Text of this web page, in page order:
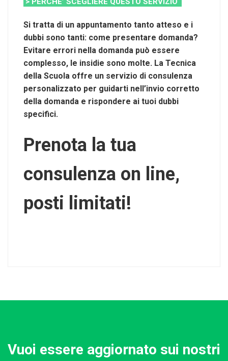
Si tratta di un appuntamento tanto atteso e i
dubbi sono tanti: come presentare domanda?
Evitare errori nella domanda può essere
complesso, le insidie sono molte. La Tecnica
della Scuola offre un servizio di consulenza
personalizzato per guidarti nell’invio corretto
della domanda e rispondere ai tuoi dubbi
specifici.
Prenota la tua
consulenza on line,
posti limitati!
Vuoi essere aggiornato sui nostri